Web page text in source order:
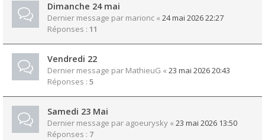
Dimanche 24 mai
Dernier message par marionc « 24 mai 2026 22:27
Réponses : 11
Vendredi 22
Dernier message par MathieuG « 23 mai 2026 20:43
Réponses : 5
Samedi 23 Mai
Dernier message par agoeurysky « 23 mai 2026 13:50
Réponses : 7